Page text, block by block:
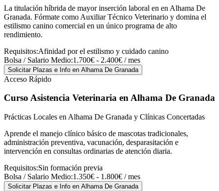
La titulación híbrida de mayor inserción laboral en en Alhama De
Granada. Fórmate como Auxiliar Técnico Veterinario y domina el
estilismo canino comercial en un único programa de alto
rendimiento.
Requisitos:Afinidad por el estilismo y cuidado canino
Bolsa / Salario Medio:1.700€ - 2.400€ / mes
Solicitar Plazas e Info en Alhama De Granada
Acceso Rápido
Curso Asistencia Veterinaria en Alhama De Granada
Prácticas Locales en Alhama De Granada y Clínicas Concertadas
Aprende el manejo clínico básico de mascotas tradicionales,
administración preventiva, vacunación, desparasitación e
intervención en consultas ordinarias de atención diaria.
Requisitos:Sin formación previa
Bolsa / Salario Medio:1.350€ - 1.800€ / mes
Solicitar Plazas e Info en Alhama De Granada